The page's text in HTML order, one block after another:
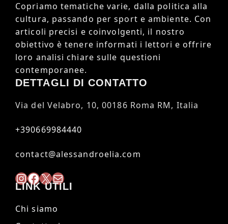
Copriamo tematiche varie, dalla politica alla
cultura, passando per sport e ambiente. Con
articoli precisi e coinvolgenti, il nostro
obiettivo è tenere informati i lettori e offrire
loro analisi chiare sulle questioni
contemporanee.
DETTAGLI DI CONTATTO
Via del Velabro, 10, 00186 Roma RM, Italia
+390669984440
contact@alessandroelia.com
Instagram
Facebook
X Mail
LINK UTILI
Chi siamo